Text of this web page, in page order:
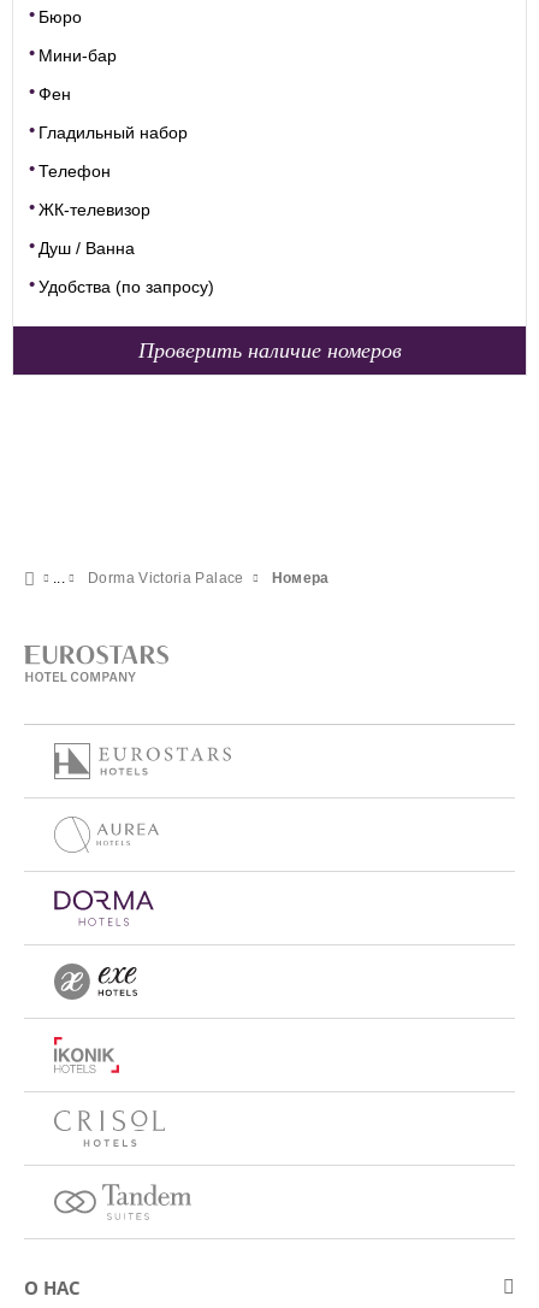
Бюро
Мини-бар
Фен
Гладильный набор
Телефон
ЖК-телевизор
Душ / Ванна
Удобства (по запросу)
Проверить наличие номеров
Dorma Victoria Palace Номера
О НАС